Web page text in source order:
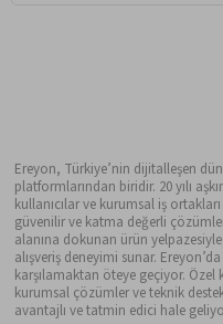
Ereyon, Türkiye’nin dijitalleşen
platformlarından biridir. 20 yılı
kullanıcılar ve kurumsal iş
güvenilir ve katma değerli
alanına dokunan ürün
alışveriş deneyimi sunar.
karşılamaktan öteye geçiyor.
kurumsal çözümler ve teknik
avantajlı ve tatmin edici hale